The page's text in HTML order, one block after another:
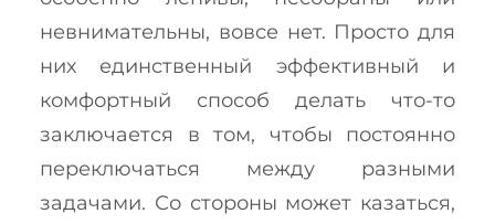
невнимательны, вовсе нет. Просто для
них единственный эффективный и
комфортный способ делать что-то
заключается в том, чтобы постоянно
переключаться между разными
задачами. Со стороны может казаться,